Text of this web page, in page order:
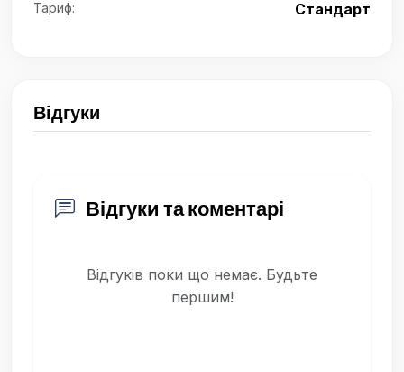
Тариф: Стандарт
Відгуки
Відгуки та коментарі
Відгуків поки що немає. Будьте
першим!